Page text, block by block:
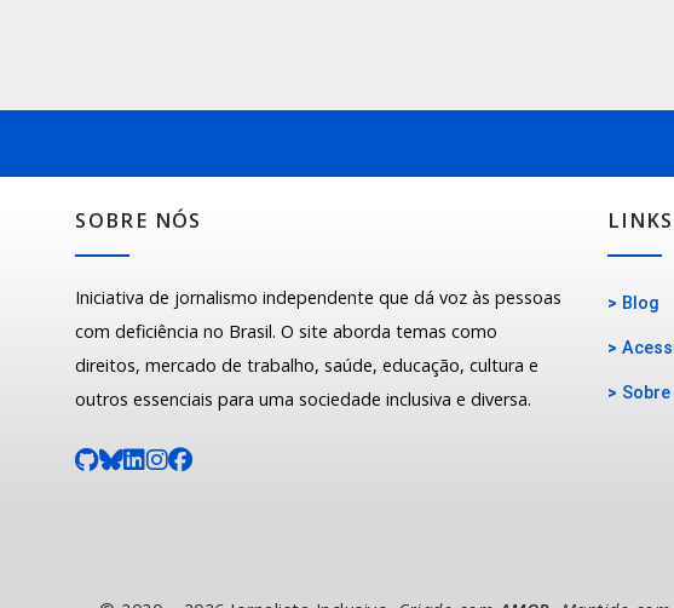
SOBRE NÓS
Iniciativa de jornalismo independente que dá voz às pessoas
com deficiência no Brasil. O site aborda temas como
direitos, mercado de trabalho, saúde, educação, cultura e
outros essenciais para uma sociedade inclusiva e diversa.
> Blog
>
>